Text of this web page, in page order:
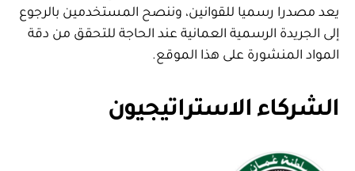
يعد مصدرا رسميا للقوانين، وننصح المستخدمين بالرجوع
إلى الجريدة الرسمية العمانية عند الحاجة للتحقق من دقة
المواد المنشورة على هذا الموقع.
الشركاء الاستراتيجيون